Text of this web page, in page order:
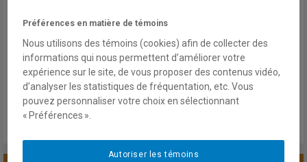
27 avril 2024
En savoir plus
Préférences en matière de témoins
Nous utilisons des témoins (cookies) afin de collecter des
informations qui nous permettent d’améliorer votre
expérience sur le site, de vous proposer des contenus vidéo,
d’analyser les statistiques de fréquentation, etc. Vous
pouvez personnaliser votre choix en sélectionnant
« Préférences ».
Autoriser les témoins